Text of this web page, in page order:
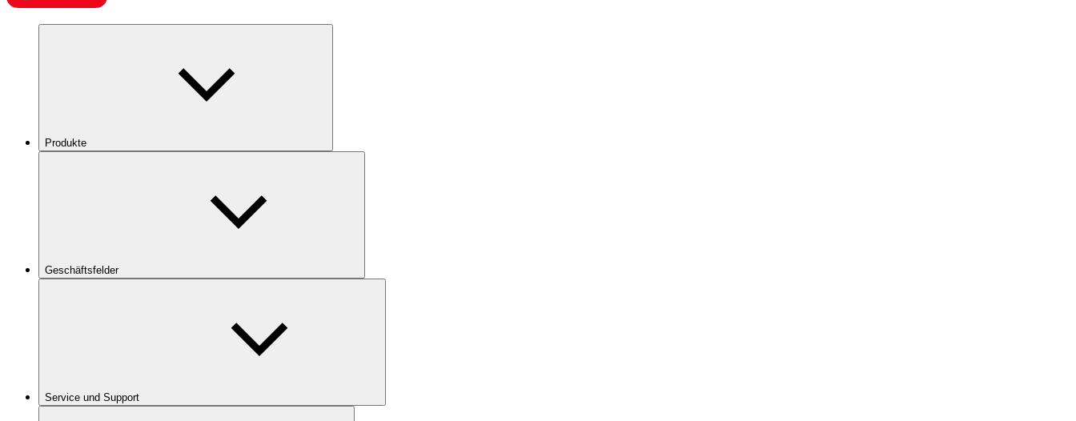
Produkte
Geschäftsfelder
Service und Support